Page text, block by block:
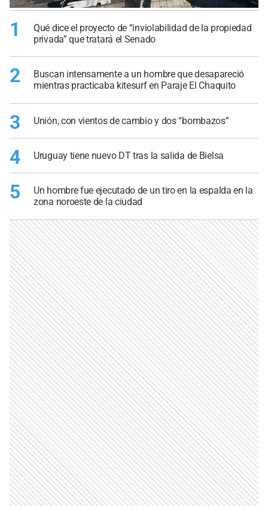
1
Qué dice el proyecto de “inviolabilidad de la propiedad
privada” que tratará el Senado
2
Buscan intensamente a un hombre que desapareció
mientras practicaba kitesurf en Paraje El Chaquito
3 Unión, con vientos de cambio y dos “bombazos”
4 Uruguay tiene nuevo DT tras la salida de Bielsa
5
Un hombre fue ejecutado de un tiro en la espalda en la
zona noroeste de la ciudad